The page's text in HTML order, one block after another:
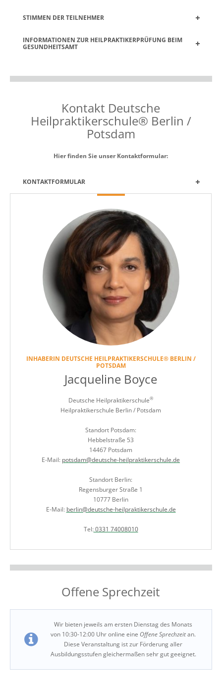
STIMMEN DER TEILNEHMER
INFORMATIONEN ZUR HEILPRAKTIKERPRÜFUNG BEIM
GESUNDHEITSAMT
Kontakt Deutsche
Heilpraktikerschule® Berlin /
Potsdam
Hier finden Sie unser Kontaktformular:
KONTAKTFORMULAR
INHABERIN DEUTSCHE HEILPRAKTIKERSCHULE® BERLIN /
POTSDAM
Jacqueline Boyce
Deutsche Heilpraktikerschule®
Heilpraktikerschule Berlin / Potsdam
Standort Potsdam:
Hebbelstraße 53
14467 Potsdam
E-Mail: potsdam@deutsche-heilpraktikerschule.de
Standort Berlin:
Regensburger Straße 1
10777 Berlin
E-Mail: berlin@deutsche-heilpraktikerschule.de
Tel:0331 74008010
Offene Sprechzeit
Wir bieten jeweils am ersten Dienstag des Monats
von 10:30-12:00 Uhr online eine Offene Sprechzeitan.
Diese Veranstaltung ist zur Förderung aller
Ausbildungsstufen gleichermaßen sehr gut geeignet.